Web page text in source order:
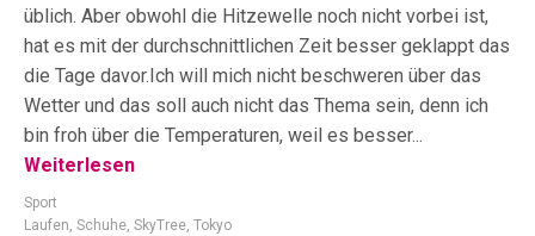
üblich. Aber obwohl die Hitzewelle noch nicht vorbei ist,
hat es mit der durchschnittlichen Zeit besser geklappt das
die Tage davor.Ich will mich nicht beschweren über das
Wetter und das soll auch nicht das Thema sein, denn ich
bin froh über die Temperaturen, weil es besser...
Weiterlesen
Sport
Laufen, Schuhe, SkyTree, Tokyo